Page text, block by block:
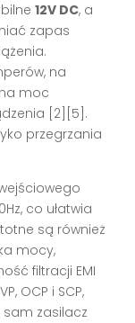
12V DC, a
zapas
na
moc
[2][5].
przegrzania
co ułatwia
są również
mocy,
filtracji EMI
OCP i SCP,
zasilacz